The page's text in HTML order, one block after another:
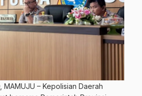
MAMUJU – Kepolisian Daerah